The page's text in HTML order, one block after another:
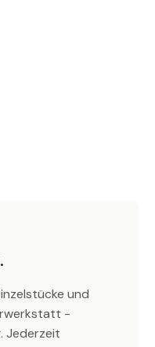
und
-
Jederzeit